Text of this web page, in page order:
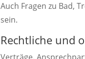
Auch Fragen zu Bad,
sein.
Rechtliche und